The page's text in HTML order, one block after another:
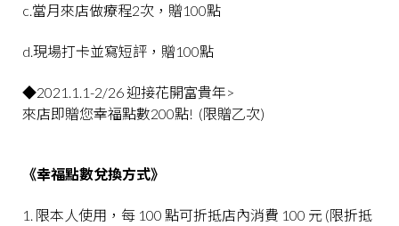
c.當月來店做療程2次，贈100點
d.現場打卡並寫短評，贈100點
◆2021.1.1-2/26 迎接花開富貴年>
來店即贈您幸福點數200點! (限贈乙次)
《幸福點數兌換方式》
1. 限本人使用，每 100 點可折抵店內消費 100 元 (限折抵